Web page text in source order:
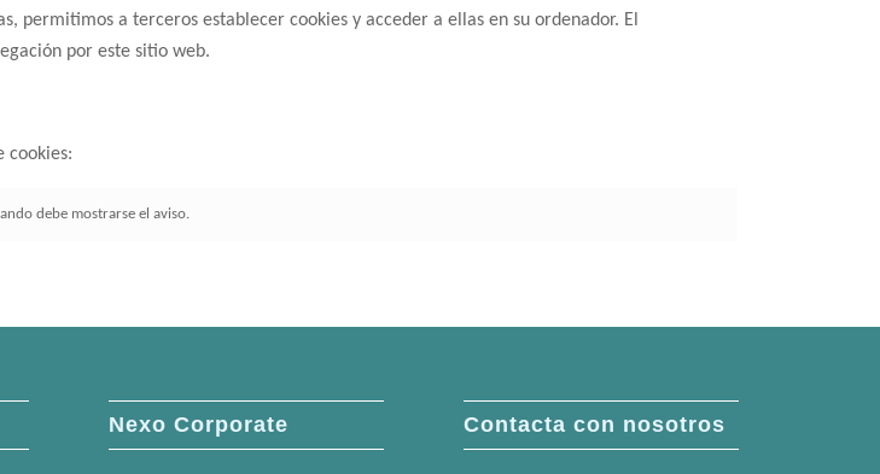
permitimos a terceros establecer cookies y acceder a ellas en su ordenador. El
por este sitio web.
cookies:
debe mostrarse el aviso.
Nexo Corporate Contacta con nosotros